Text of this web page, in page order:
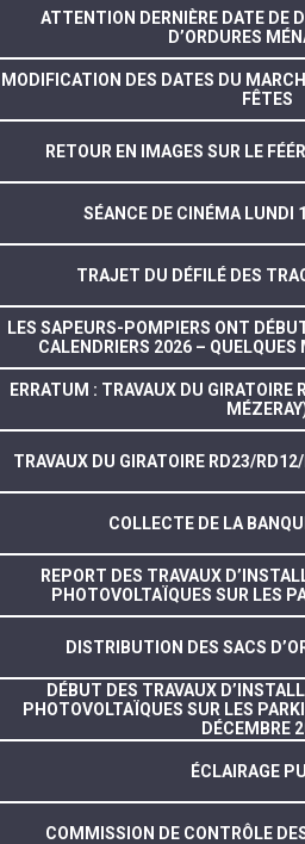
ATTENTION DERNIÈRE DATE DE
D’ORDURES
MODIFICATION DES DATES DU
FÊTES
RETOUR EN IMAGES SUR LE
SÉANCE DE CINÉMA LUNDI
TRAJET DU DÉFILÉ DES
LES SAPEURS-POMPIERS ONT
CALENDRIERS 2026 – QUELQUES
ERRATUM : TRAVAUX DU
TRAVAUX DU GIRATOIRE RD23/
COLLECTE DE LA
REPORT DES TRAVAUX
PHOTOVOLTAÏQUES SUR LES
DISTRIBUTION DES SACS
DÉBUT DES TRAVAUX
PHOTOVOLTAÏQUES SUR LES
DÉCEMBRE
ÉCLAIRAGE
COMMISSION DE CONTRÔLE